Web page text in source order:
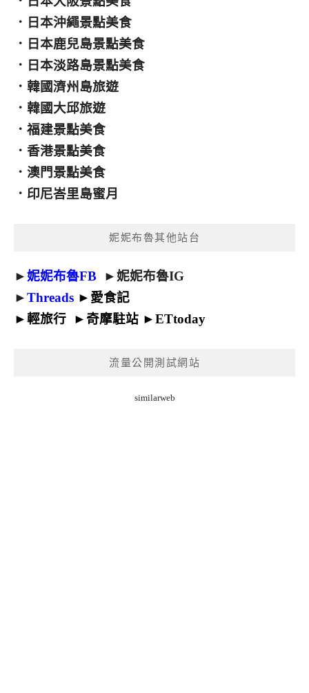
． 日本沖繩景點美食
． 日本鹿兒島景點美食
． 日本淡路島景點美食
． 韓國濟州島旅遊
． 韓國大邱旅遊
． 福建景點美食
． 香港景點美食
． 澳門景點美食
． 印尼峇里島蜜月
妮妮布魯其他站台
►妮妮布魯FB ►妮妮布魯IG
►Threads ► 愛食記
►輕旅行 ► 奇摩駐站 ►ETtoday
流量公開測試網站
similarweb